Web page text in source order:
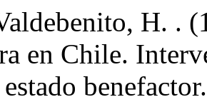
H. .
en Chile.
estado